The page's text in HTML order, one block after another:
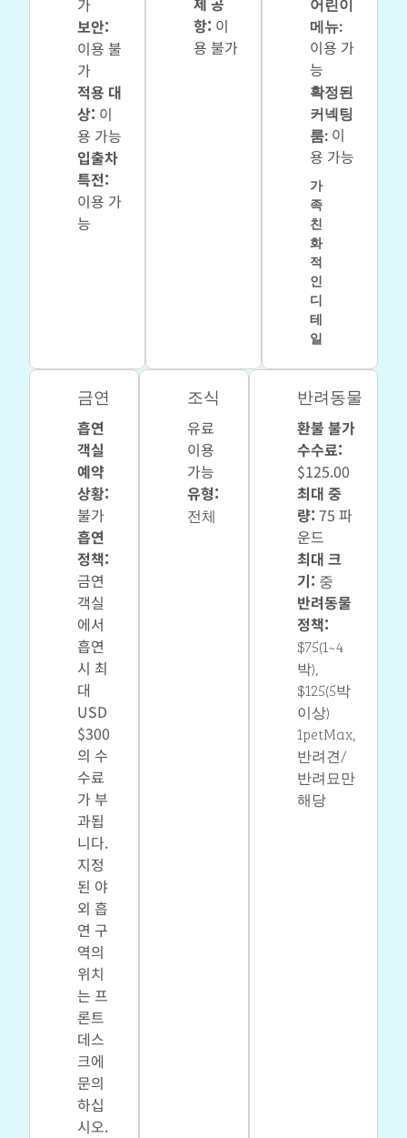
가
보안:
이용 불
가
적용 대
상: 이
용 가능
입출차
특전:
이용 가
능
항: 이
용 불가
메뉴:
이용 가
능
확정된
커넥팅
룸: 이
용 가능
가
족
친
화
적
인
디
테
일
금연
흡연
객실
예약
상황:
불가
흡연
정책:
금연
객실
에서
흡연
시 최
대
USD
$300
의 수
수료
가 부
과됩
니다.
지정
된 야
외 흡
연 구
역의
위치
는 프
론트
데스
크에
문의
하십
시오.
조식
유료
이용
가능
유형:
전체
반려동물
환불 불가
수수료:
$125.00
최대 중
량: 75 파
운드
최대 크
기: 중
반려동물
정책:
$75(1~4
박),
$125(5박
이상)
1petMax,
반려견/
반려묘만
해당